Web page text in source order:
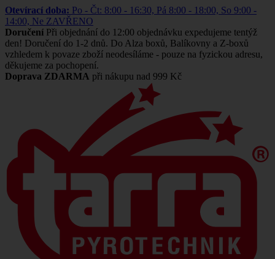
Otevírací doba: Po - Čt: 8:00 - 16:30, Pá 8:00 - 18:00, So 9:00 -
14:00, Ne ZAVŘENO
Doručení Při objednání do 12:00 objednávku expedujeme tentýž
den! Doručení do 1-2 dnů. Do Alza boxů, Balíkovny a Z-boxů
vzhledem k povaze zboží neodesíláme - pouze na fyzickou adresu,
děkujeme za pochopení.
Doprava ZDARMA při nákupu nad 999 Kč